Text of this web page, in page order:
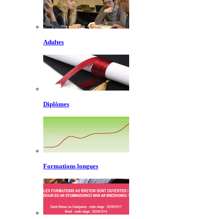
Adultes
Diplômes
Formations longues